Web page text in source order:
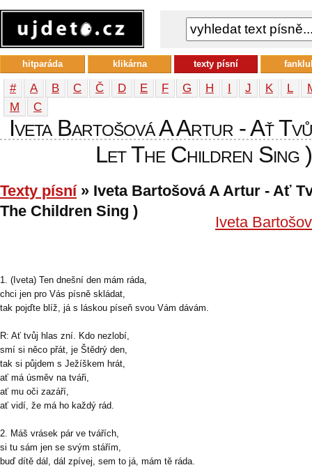
# A B C Č D E F G H I J K L
М
С
Iveta Bartošová A Artur - Ať
Let The Children Sing
Texty písní» Iveta Bartošová A Artur - Ať
The Children Sing )
Iveta
1. (Iveta) Ten dnešní den mám ráda,
chci jen pro Vás písně skládat,
tak pojďte blíž, já s láskou píseň svou Vám dávám.
R: Ať tvůj hlas zní. Kdo nezlobí,
smí si něco přát, je Štědrý den,
tak si půjdem s Ježíškem hrát,
ať má úsměv na tváři,
ať mu oči zazáří,
ať vidí, že má ho každý rád.
2. Máš vrásek pár ve tvářích,
si tu sám jen se svým stářím,
buď dítě dál, dál zpívej, sem to já, mám tě ráda.
hitparáda klikárna texty písní